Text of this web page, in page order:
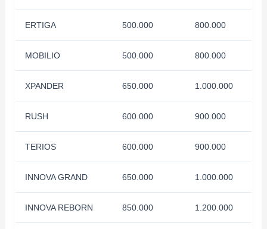
ERTIGA 500.000 800.000
MOBILIO 500.000 800.000
XPANDER 650.000 1.000.000
RUSH 600.000 900.000
TERIOS 600.000 900.000
INNOVA GRAND 650.000 1.000.000
INNOVA REBORN 850.000 1.200.000